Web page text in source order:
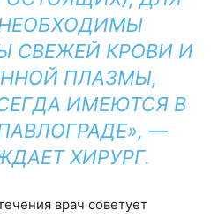
СВЕЖЕЙ КРОВИ И
ПЛАЗМЫ,
ИМЕЮТСЯ В
—
ХИРУРГ.
врач советует